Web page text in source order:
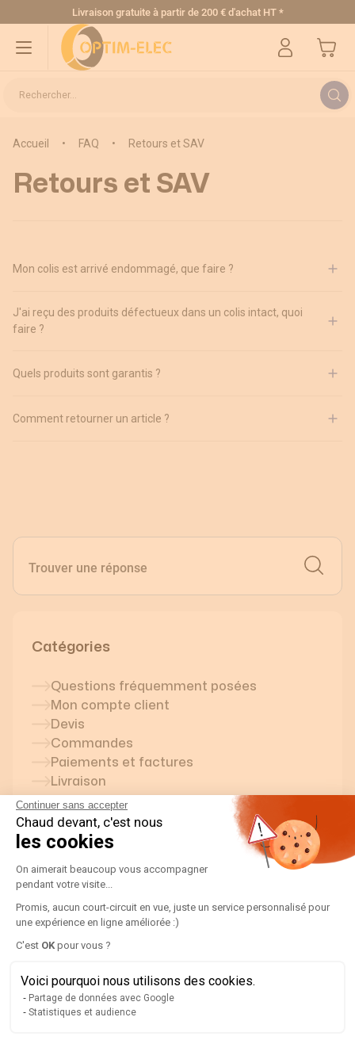
Continuer sans accepter
Chaud devant, c'est nous
les cookies
Plateforme de Gestion du
On aimerait beaucoup vous accompagner
pendant votre visite...
Promis, aucun court-circuit en vue, juste un service personnalisé pour
une expérience en ligne améliorée :)
C'est OK pour vous ?
Voici pourquoi nous utilisons des cookies.
Partage de données avec Google
Statistiques et audience
Allez au contenuLivraison gratuite à partir de 200 € d'achat HT *
Mon
Rechercher...
Accueil • FAQ • Retours et SAV
Trouver une réponse
Catégories
Questions fréquemment posées
Mon compte client
Devis
Commandes
Paiements et factures
Livraison
Retours et SAV
Contacter un conseiller Optim-Elec
Le matériel vendu sur Optim-Elec
Inverseur de source
Interrupteur sectionneur
Parafoudre
Compteur d'énergie
Retours et SAV
Mon colis est arrivé endommagé, que faire ?
J'ai reçu des produits défectueux dans un colis intact, quoi
faire ?
Quels produits sont garantis ?
Comment retourner un article ?